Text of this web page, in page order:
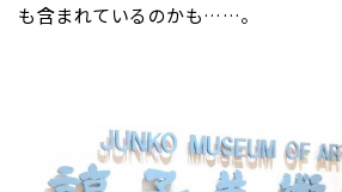
も含まれているのかも……。